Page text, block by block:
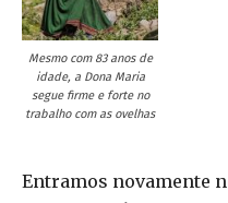
Mesmo com 83 anos de
idade, a Dona Maria
segue firme e forte no
trabalho com as ovelhas
Entramos novamente